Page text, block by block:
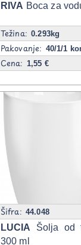
RIVA Boca za
Težina:0.293kg
Pakovanje: 40/1/1
Cena: 1,55 €
Šifra: 44.048
LUCIA Šolja od
300 ml